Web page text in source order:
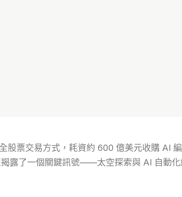
票交易方式，耗資約 600 億美元收購 AI
露了一個關鍵訊號——太空探索與 AI 自動